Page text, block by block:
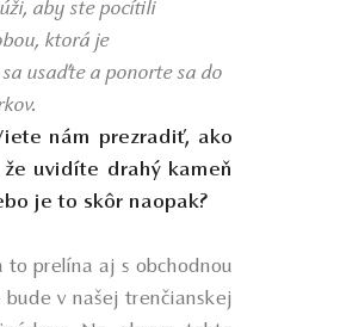
aby ste pocítili
ktorá je
usaďte a ponorte sa do
nám prezradiť, ako
uvidíte drahý kameň
je to skôr naopak?
to prelína aj s obchodnou
v našej trenčianskej